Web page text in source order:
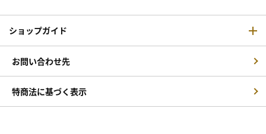
ショップガイド
お問い合わせ先
特商法に基づく表示